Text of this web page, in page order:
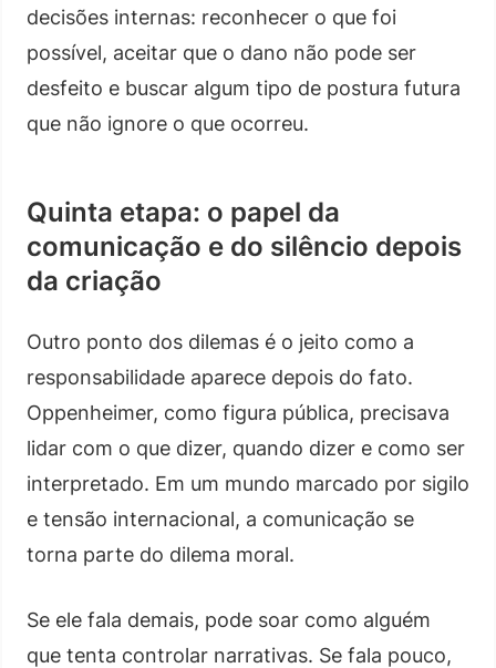
decisões internas: reconhecer o que foi
possível, aceitar que o dano não pode ser
desfeito e buscar algum tipo de postura futura
que não ignore o que ocorreu.
Quinta etapa: o papel da
comunicação e do silêncio depois
da criação
Outro ponto dos dilemas é o jeito como a
responsabilidade aparece depois do fato.
Oppenheimer, como figura pública, precisava
lidar com o que dizer, quando dizer e como ser
interpretado. Em um mundo marcado por sigilo
e tensão internacional, a comunicação se
torna parte do dilema moral.
Se ele fala demais, pode soar como alguém
que tenta controlar narrativas. Se fala pouco,